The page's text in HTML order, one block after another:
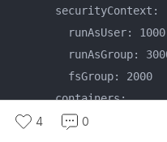
      securityContext:
        runAsUser: 1000
runAsGroup:
        fsGroup: 2000
      containers:
        - name: inflate
4 0